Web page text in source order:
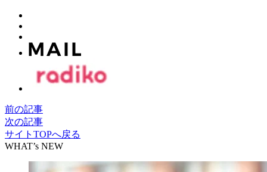
前の記事
次の記事
サイトTOPへ戻る
WHAT’s NEW